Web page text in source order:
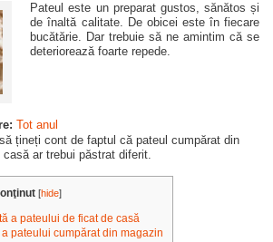
Pateul este un preparat gustos, sănătos și
de înaltă calitate. De obicei este în fiecare
bucătărie. Dar trebuie să ne amintim că se
deteriorează foarte repede.
Tot anul
țineți cont de faptul că pateul cumpărat din
ar trebui păstrat diferit.
[hide]
a pateului de ficat de casă
pateului cumpărat din magazin